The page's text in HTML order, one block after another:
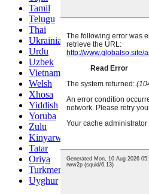
Tamil
Telugu
Thai
Ukrainian
Urdu
Uzbek
Vietnamese
Welsh
Xhosa
Yiddish
Yoruba
Zulu
Kinyarwanda
Tatar
Oriya
Turkmen
Uyghur